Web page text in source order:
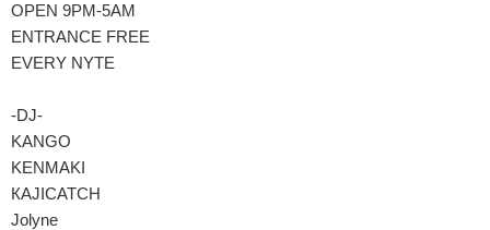
OPEN 9PM-5AM
ENTRANCE FREE
EVERY NYTE
-DJ-
KANGO
KENMAKI
КАJIСАТCH
Jolyne